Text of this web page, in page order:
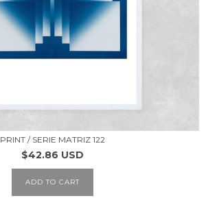
PRINT / SERIE MATRIZ 122
$42.86 USD
ADD TO CART